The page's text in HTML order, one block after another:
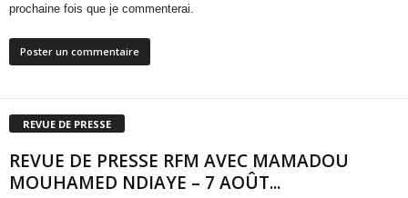
prochaine fois que je commenterai.
REVUE DE PRESSE
REVUE DE PRESSE RFM AVEC MAMADOU
MOUHAMED NDIAYE – 7 AOÛT...